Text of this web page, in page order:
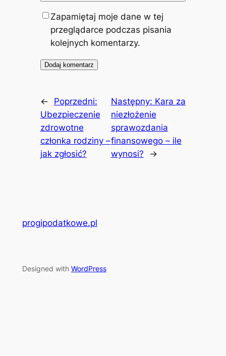
Zapamiętaj moje dane w tej
przeglądarce podczas pisania
kolejnych komentarzy.
←
Poprzedni:
Ubezpieczenie
zdrowotne
członka rodziny –
jak zgłosić?
Następny: Kara za
niezłożenie
sprawozdania
finansowego – ile
wynosi?
→
progipodatkowe.pl
Designed with WordPress